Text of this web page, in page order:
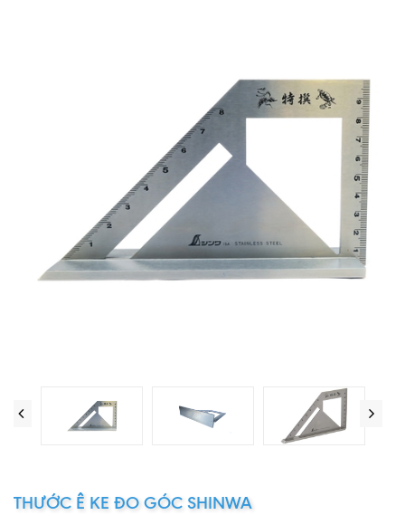
THƯỚC Ê KE ĐO GÓC SHINWA